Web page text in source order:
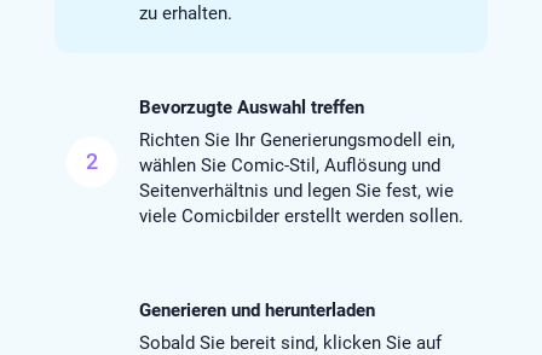
zu erhalten.
2
Bevorzugte Auswahl treffen
Richten Sie Ihr Generierungsmodell ein,
wählen Sie Comic-Stil, Auflösung und
Seitenverhältnis und legen Sie fest, wie
viele Comicbilder erstellt werden sollen.
Generieren und herunterladen
Sobald Sie bereit sind, klicken Sie auf